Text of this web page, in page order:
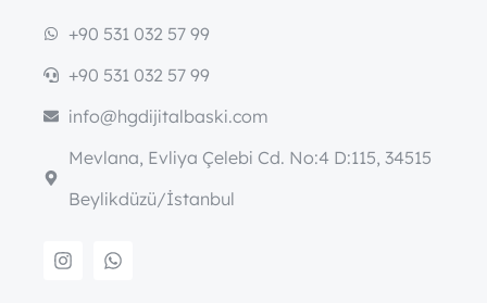
+90 531 032 57 99
+90 531 032 57 99
info@hgdijitalbaski.com
Mevlana, Evliya Çelebi Cd. No:4 D:115, 34515
Beylikdüzü/İstanbul